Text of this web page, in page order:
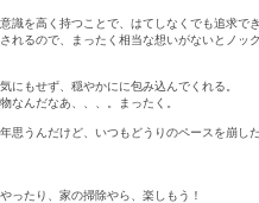
を高く持つことで、はてしなくでも追求でき
れるので、まったく相当な想いがないとノッ
にもせず、穏やかにに包み込んでくれる。
なんだなあ、、、。まったく。
思うんだけど、いつもどうりのペースを崩し
ったり、家の掃除やら、楽しもう！